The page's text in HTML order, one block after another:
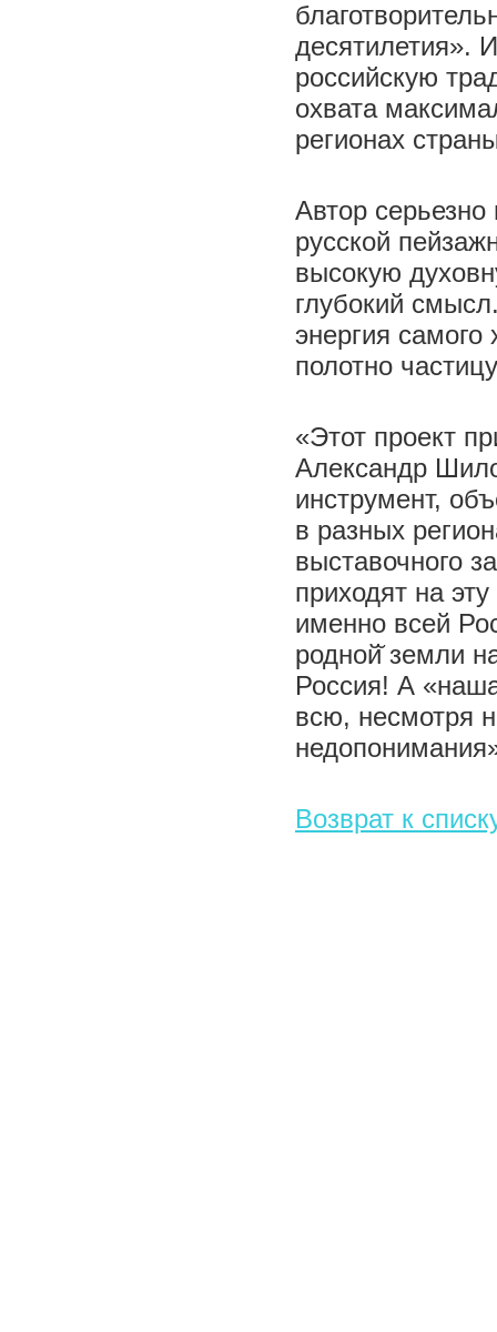
десятилетия».
российскую
охвата
регионах
Автор
русской
высокую
глубокий
энергия
полотно
«Этот проект
Александр
инструмент,
в разных
выставочного
приходят на
именно всей
родной̆ земли
Россия! А
всю, несмотря
Возврат к